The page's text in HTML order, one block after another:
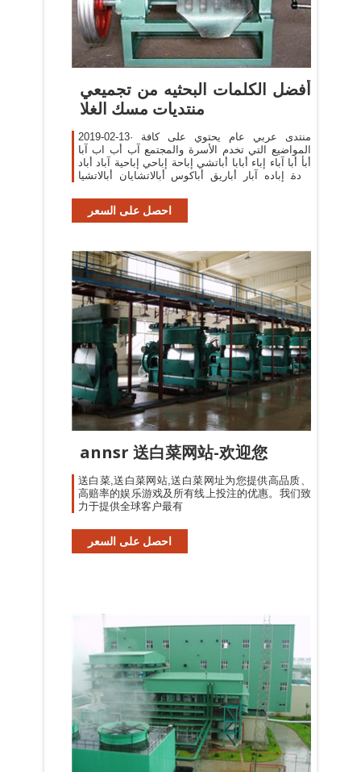
أفضل الكلمات البحثيه من تجميعي
منتديات مسك الغلا
2019-02-13· منتدى عربي عام يحتوي على كافة
المواضيع التي تخدم الأسرة والمجتمع آب أب اب آبا
أبأ أبا آباء إباء أبابا أباتشي إباحة إباحي إباحية آباد أباد
إبادة إباده آبار أباريق أباكوس أبالاتشايان أبالاتشيا
احصل على السعر
annsr 送白菜网站-欢迎您
送白菜,送白菜网站,送白菜网址为您提供高品质、
高赔率的娱乐游戏及所有线上投注的优惠。我们致
力于提供全球客户最有
احصل على السعر